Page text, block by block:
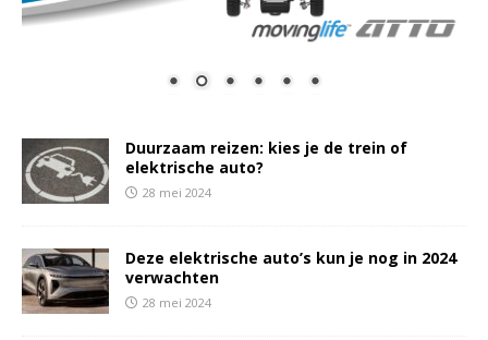
Duurzaam reizen: kies je de trein of
elektrische auto?
28 mei 2024
Deze elektrische auto’s kun je nog in 2024
verwachten
28 mei 2024